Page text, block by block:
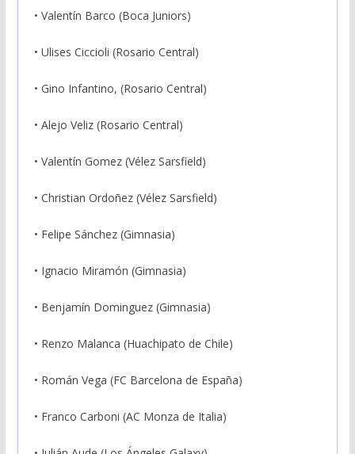
• Valentín Barco (Boca Juniors)
• Ulises Ciccioli (Rosario Central)
• Gino Infantino, (Rosario Central)
• Alejo Veliz (Rosario Central)
• Valentín Gomez (Vélez Sarsfield)
• Christian Ordoñez (Vélez Sarsfield)
• Felipe Sánchez (Gimnasia)
• Ignacio Miramón (Gimnasia)
• Benjamín Dominguez (Gimnasia)
• Renzo Malanca (Huachipato de Chile)
• Román Vega (FC Barcelona de España)
• Franco Carboni (AC Monza de Italia)